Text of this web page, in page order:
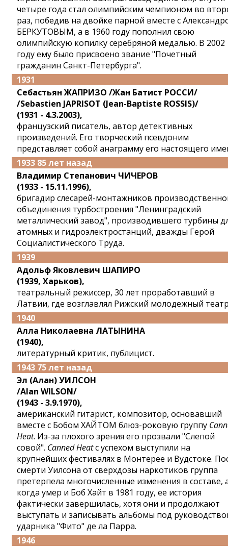
четыре года стал олимпийским чемпионом во
раз, победив на двойке парной вместе с
БЕРКУТОВЫМ, а в 1960 году пополнил свою
олимпийскую копилку серебряной медалью. В 2002
году ему было присвоено звание "Почетный
гражданин Санкт-Петербурга".
1931
Себастьян ЖАПРИЗО /Жан Батист РОССИ/
/Sebastien JAPRISOT (Jean-Baptiste ROSSIS)/
(1931 - 4.3.2003),
французский писатель, автор детективных
произведений. Его творческий псевдоним
представляет собой анаграмму его настоящего
1933 85 лет назад
Владимир Степанович ЧИЧЕРОВ
(1933 - 15.11.1996),
бригадир слесарей-монтажников
объединения турбостроения "Ленинградский
металлический завод", производившего турбины
атомных и гидроэлектростанций, дважды Герой
Социалистического Труда.
1939
Адольф Яковлевич ШАПИРО
(1939, Харьков),
театральный режиссер, 30 лет проработавший в
Латвии, где возглавлял Рижский молодежный
1940
Алла Николаевна ЛАТЫНИНА
(1940),
литературный критик, публицист.
1943 75 лет назад
Эл (Алан) УИЛСОН
/Alan WILSON/
(1943 - 3.9.1970),
американский гитарист, композитор, основавший
вместе с Бобом ХАЙТОМ блюз-роковую группу
Heat. Из-за плохого зрения его прозвали "Слепой
совой". Canned Heatс успехом выступили на
крупнейших фестивалях в Монтерее и Вудстоке.
смерти Уилсона от сверхдозы наркотиков группа
претерпела многочисленные изменения в составе,
когда умер и Боб Хайт в 1981 году, ее история
фактически завершилась, хотя они и продолжают
выступать и записывать альбомы под
ударника "Фито" де ла Парра.
1946